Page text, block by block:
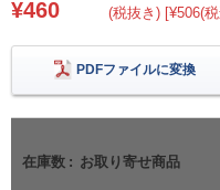
¥460 (税抜き) [¥506(
PDFファイルに変換
在庫数 お取り寄せ商品